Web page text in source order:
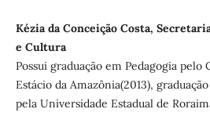
Kézia da Conceição Costa,
e Cultura
Possui graduação em Pedagogia
Estácio da Amazônia(2013),
pela Universidade Estadual de